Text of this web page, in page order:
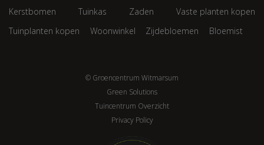
Kerstbomen
Tuinkas Zaden
Vaste planten kopen
Tuinplanten kopen
Woonwinkel Zijdebloemen Bloemist
© Groencentrum Witmarsum
Green Solutions
Tuincentrum Overzicht
Privacy Policy